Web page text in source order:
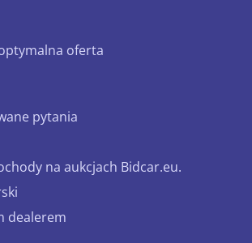
oferta
pytania
na aukcjach Bidcar.eu.
dealerem